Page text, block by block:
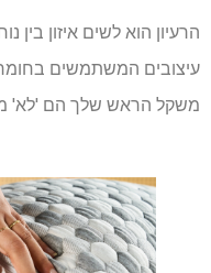
הרעיון הוא לשים איזון בין
עיצובים המשתמשים
משקל הראש שלך הם 'לא'